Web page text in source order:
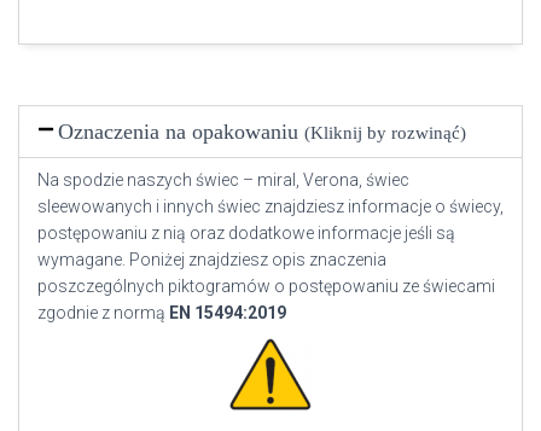
Oznaczenia na opakowaniu (Kliknij by rozwinąć)
Na spodzie naszych świec – miral, Verona, świec
sleewowanych i innych świec znajdziesz informacje o świecy,
postępowaniu z nią oraz dodatkowe informacje jeśli są
wymagane. Poniżej znajdziesz opis znaczenia
poszczególnych piktogramów o postępowaniu ze świecami
zgodnie z normą EN 15494:2019